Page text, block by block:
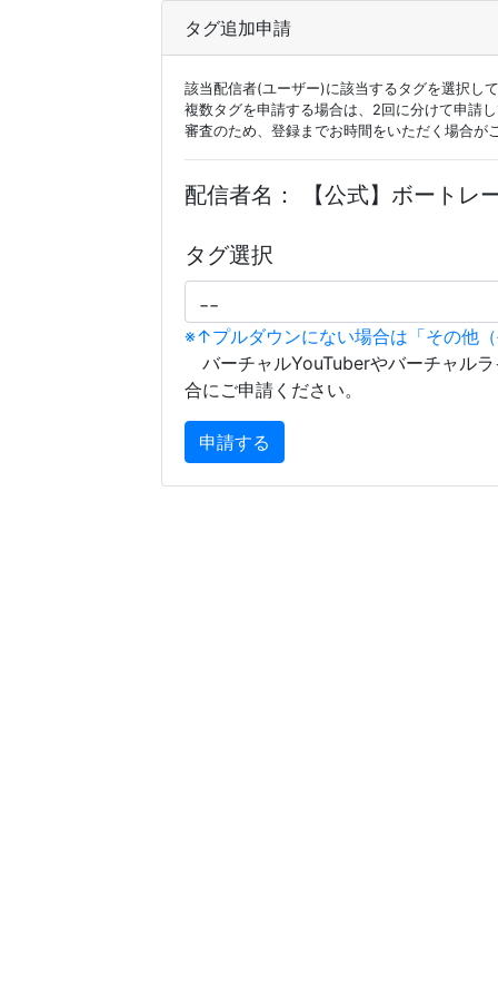
タグ追加申請
該当配信者(ユーザー)に該当するタグを選択し
複数タグを申請する場合は、2回に分けて申請
審査のため、登録までお時間をいただく場合が
配信者名： 【公式】ボートレ
タグ選択
※↑プルダウンにない場合は「その他
バーチャルYouTuberやバーチャル
合にご申請ください。
申請する